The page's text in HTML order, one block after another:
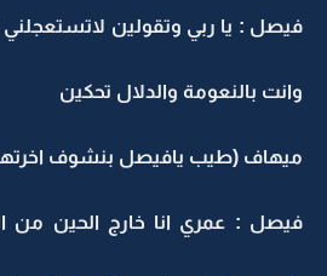
فيصل : يا ربي وتقولين
وانت بالنعومة والدلال تحكين
ميهاف (طيب يافيصل بنشوف
فيصل : عمري انا خارج الحين من